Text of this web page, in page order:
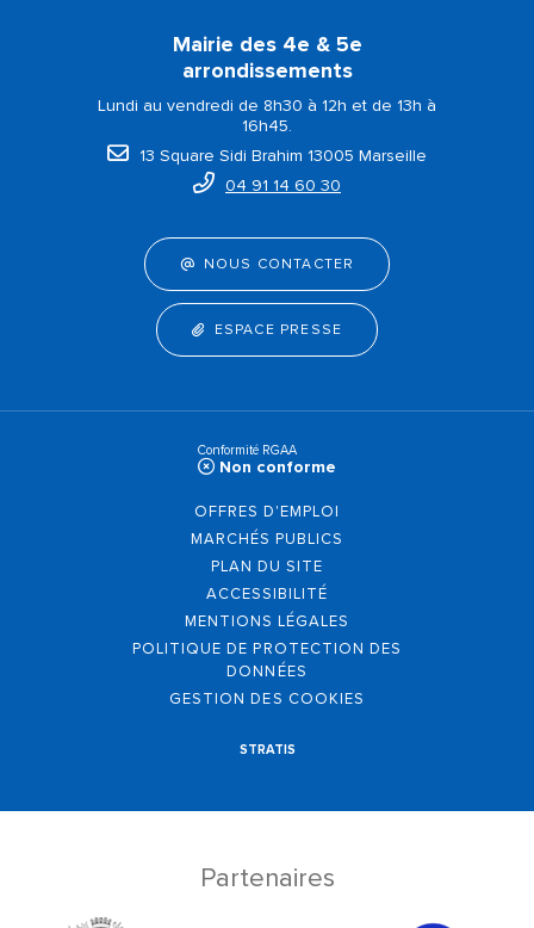
Mairie des 4e & 5e
arrondissements
Lundi au vendredi de 8h30 à 12h et de 13h à
16h45.
13 Square Sidi Brahim 13005 Marseille
04 91 14 60 30
NOUS CONTACTER
ESPACE PRESSE
Conformité RGAA
Non conforme
OFFRES D'EMPLOI
MARCHÉS PUBLICS
PLAN DU SITE
ACCESSIBILITÉ
MENTIONS LÉGALES
POLITIQUE DE PROTECTION DES
DONNÉES
GESTION DES COOKIES
STRATIS
Partenaires